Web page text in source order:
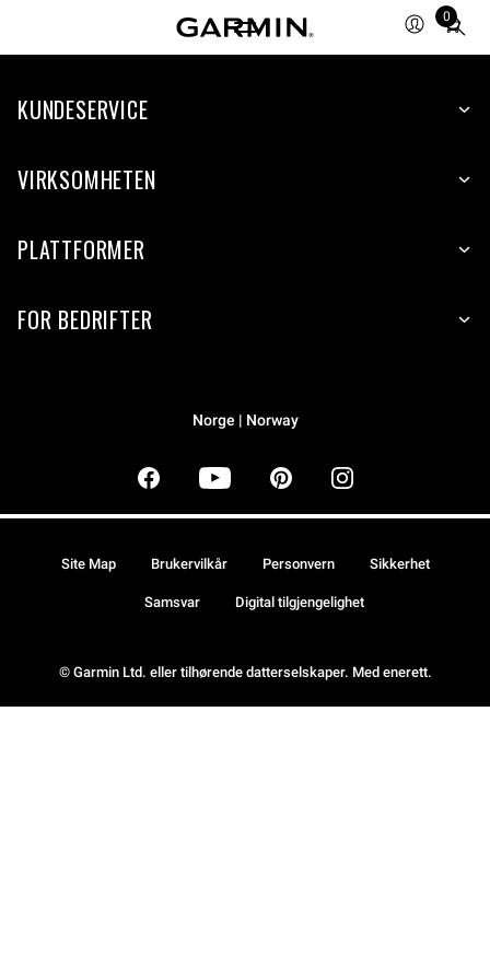
0
Total
items
cart:
KUNDESERVICE
VIRKSOMHETEN
PLATTFORMER
FOR BEDRIFTER
Norge | Norway
© Garmin Ltd. eller tilhørende datterselskaper. Med enerett.
Site Map Brukervilkår Personvern Sikkerhet
Samsvar Digital tilgjengelighet